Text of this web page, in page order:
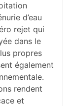
d’eau
rejet qui
dans le
propres
également
rendent
et